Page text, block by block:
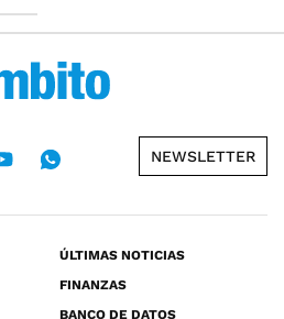
NEWSLETTER
ÚLTIMAS NOTICIAS
FINANZAS
BANCO DE DATOS